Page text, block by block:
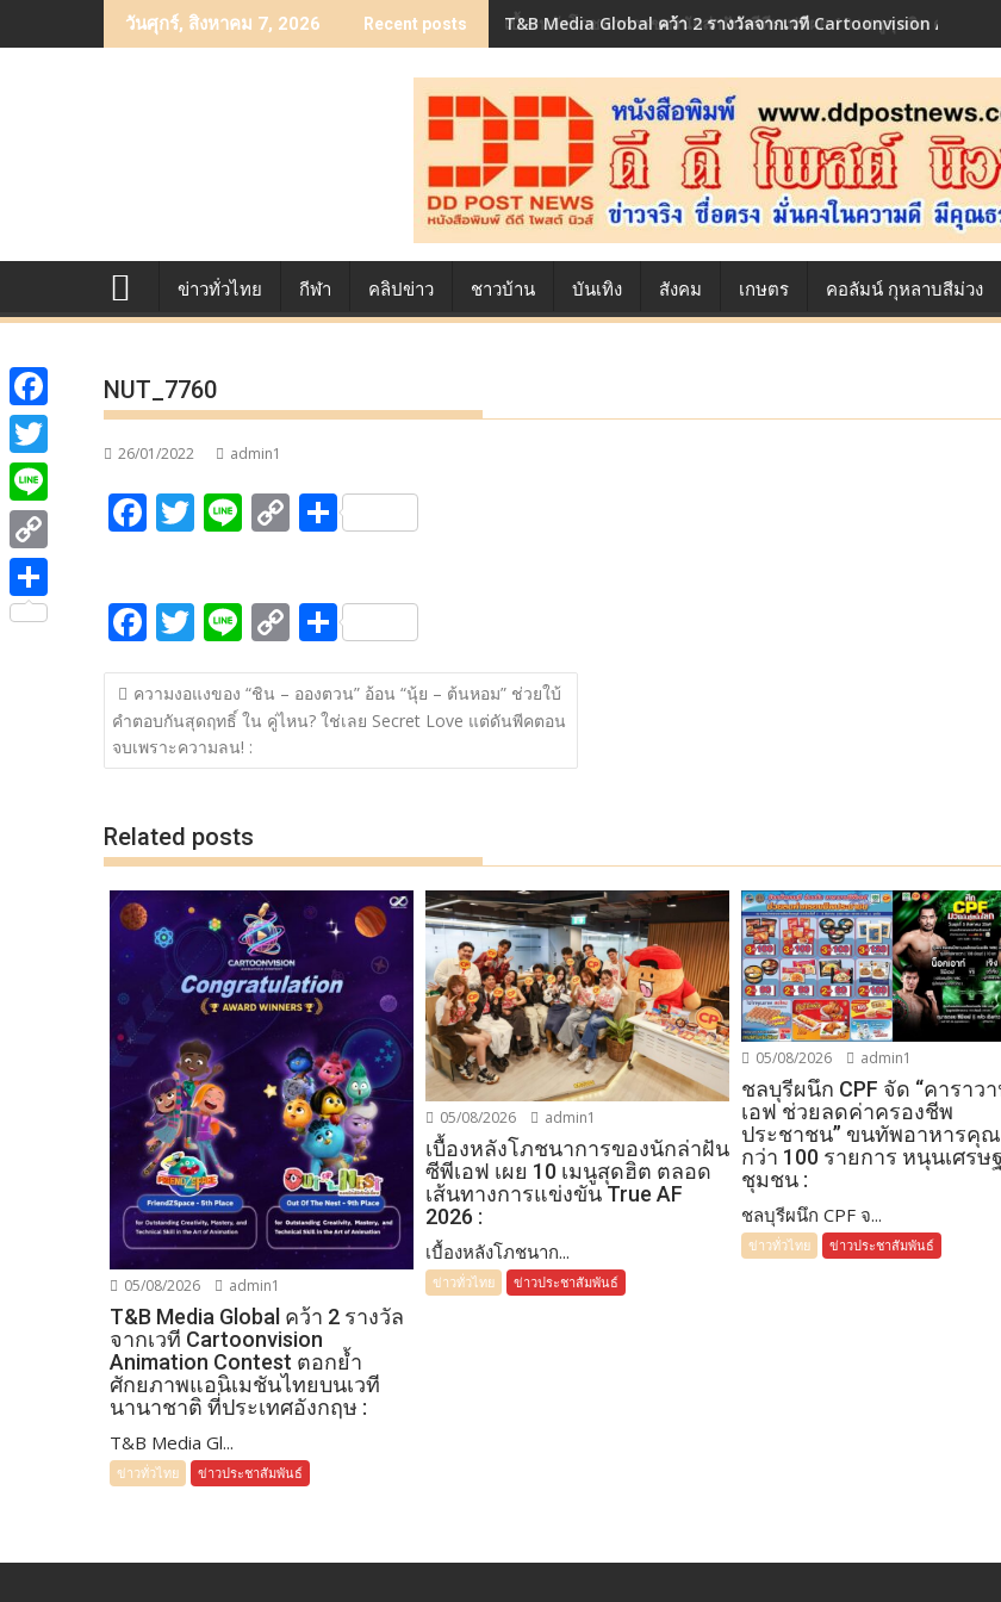
to
วันศุกร์, สิงหาคม 7, 2026 Recent posts เบื้องหลังโภชนาการของนักล่าฝัน ซีพีเอฟ เผย 10 เมนูสุดฮิต ตลอดเส้
ข่าวทั่วไทย กีฬา คลิปข่าว ชาวบ้าน บันเทิง สังคม เกษตร คอลัมน์ กุหลาบสีม่วง
NUT_7760
26/01/2022 admin1
F
ac
b
o
o
k
T
w
er
Li
n
C
o
y
Li
n
k
S
h
e
F
ac
e
b
o
k
T
w
itt
er
Li
n
e
C
o
p
y
Li
k
S
h
ar
e
แนะแนว
เรื่อง
ความงอแงของ “ชิน – อองตวน” อ้อน “นุ้ย – ต้นหอม” ช่วยใบ้
คำตอบกันสุดฤทธิ์ ใน คู่ไหน? ใช่เลย Secret Love แต่ดันพีคตอน
จบเพราะความลน! :
Related posts
05/08/2026 admin1
T&B Media Global คว้า 2 รางวัล
จากเวที Cartoonvision
Animation Contest ตอกย้ำ
ศักยภาพแอนิเมชันไทยบนเวที
นานาชาติ ที่ประเทศอังกฤษ :
T&B Media Gl...
ข่าวทั่วไทย ข่าวประชาสัมพันธ์
05/08/2026 admin1
เบื้องหลังโภชนาการของนักล่าฝัน
ซีพีเอฟ เผย 10 เมนูสุดฮิต ตลอด
เส้นทางการแข่งขัน True AF
2026 :
เบื้องหลังโภชนาก...
ข่าวทั่วไทย ข่าวประชาสัมพันธ์
05/08/2026 admin1
ชลบุรีผนึก CPF จัด “คาราว
เอฟ ช่วยลดค่าครองชีพ
ประชาชน” ขนทัพอาหารคุ
กว่า 100 รายการ หนุนเศรษ
ชุมชน :
ชลบุรีผนึก CPF จ...
ข่าวทั่วไทย ข่าวประชาสัมพันธ์
F
a
c
e
b
o
T
w
i
t
t
L
i
n
C
o
S